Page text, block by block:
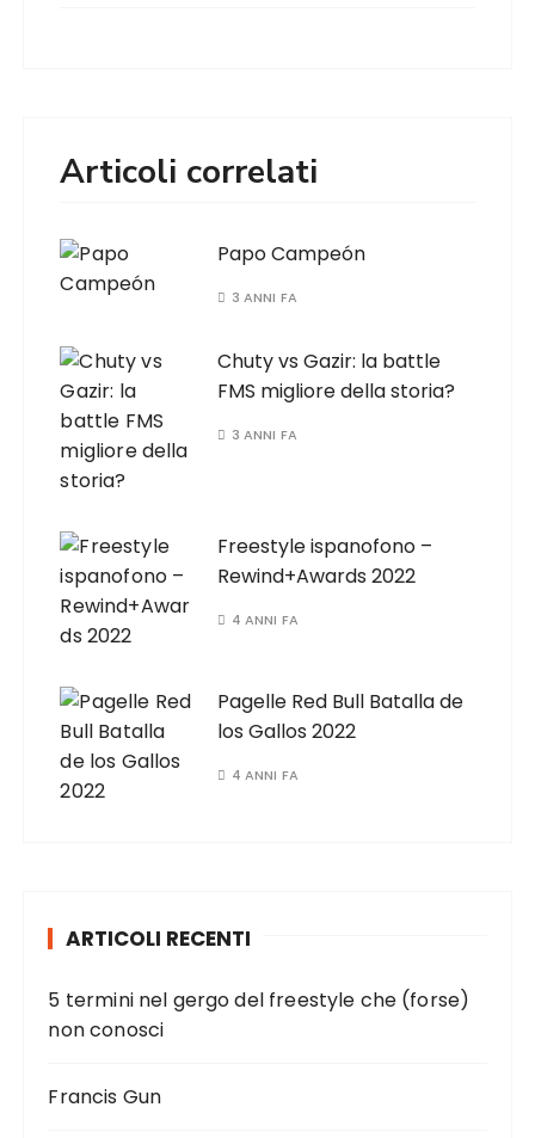
Articoli correlati
Papo Campeón
3 ANNI FA
Chuty vs Gazir: la battle
FMS migliore della storia?
3 ANNI FA
Freestyle ispanofono –
Rewind+Awards 2022
4 ANNI FA
Pagelle Red Bull Batalla de
los Gallos 2022
4 ANNI FA
ARTICOLI RECENTI
5 termini nel gergo del freestyle che (forse)
non conosci
Francis Gun